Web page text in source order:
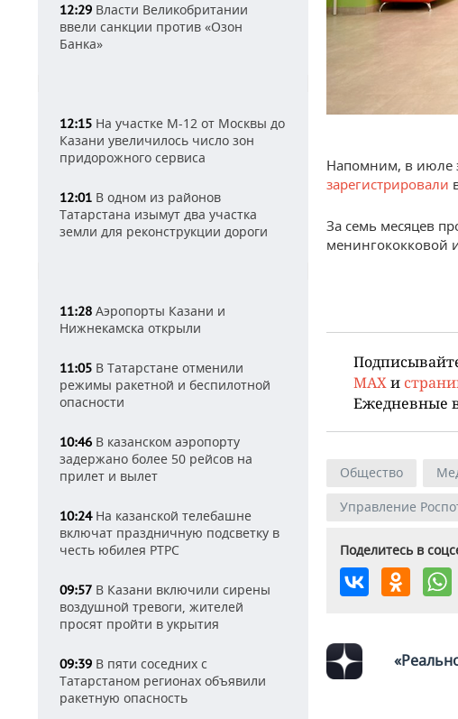
12:29 Власти Великобритании
ввели санкции против «Озон
Банка»
12:15 На участке М-12 от Москвы до
Казани увеличилось число зон
придорожного сервиса
12:01 В одном из районов
Татарстана изымут два участка
земли для реконструкции дороги
11:28 Аэропорты Казани и
Нижнекамска открыли
11:05 В Татарстане отменили
режимы ракетной и беспилотной
опасности
10:46 В казанском аэропорту
задержано более 50 рейсов на
прилет и вылет
10:24На казанской телебашне
включат праздничную подсветку в
честь юбилея РТРС
09:57 В Казани включили сирены
воздушной тревоги, жителей
просят пройти в укрытия
09:39 В пяти соседних с
Татарстаном регионах объявили
ракетную опасность
Напомним, в июле
зарегистрировали
За семь месяцев
менингококковой
MAXи
Ежедневные
Общество
Управление
Поделитесь в